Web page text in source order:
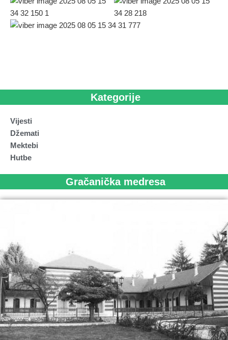
Kategorije
Vijesti
Džemati
Mektebi
Hutbe
Gračanička medresa